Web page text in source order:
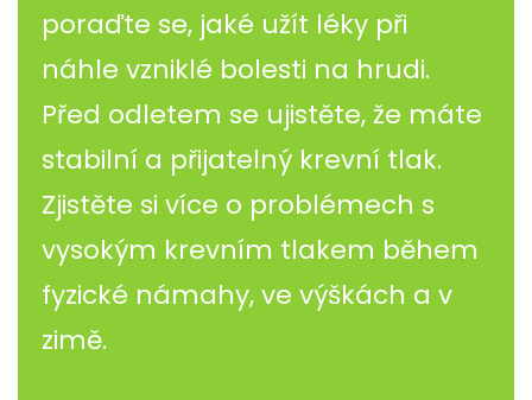
poraďte se, jaké užít léky při
náhle vzniklé bolesti na hrudi.
Před odletem se ujistěte, že máte
stabilní a přijatelný krevní tlak.
Zjistěte si více o problémech s
vysokým krevním tlakem během
fyzické námahy, ve výškách a v
zimě.